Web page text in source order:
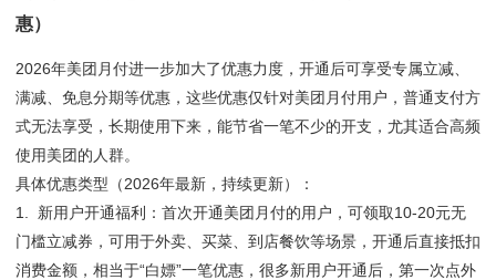
惠）
2026年美团月付进一步加大了优惠力度，开通后可享受专属立减、
满减、免息分期等优惠，这些优惠仅针对美团月付用户，普通支付方
式无法享受，长期使用下来，能节省一笔不少的开支，尤其适合高频
使用美团的人群。
具体优惠类型（2026年最新，持续更新）：
1. 新用户开通福利：首次开通美团月付的用户，可领取10-20元无
门槛立减券，可用于外卖、买菜、到店餐饮等场景，开通后直接抵扣
消费金额，相当于“白嫖”一笔优惠，很多新用户开通后，第一次点外